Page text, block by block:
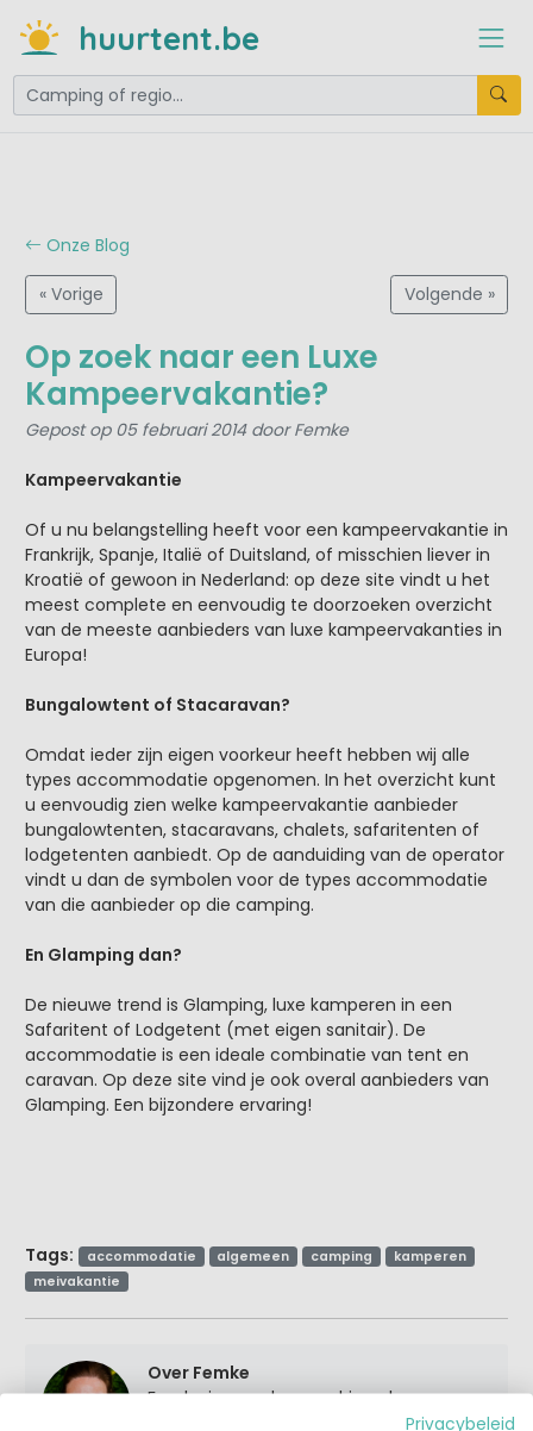
huurtent.be
Onze Blog
« Vorige Volgende »
Op zoek naar een Luxe
Kampeervakantie?
Gepost op 05 februari 2014 door Femke
Kampeervakantie
Of u nu belangstelling heeft voor een kampeervakantie in
Frankrijk, Spanje, Italië of Duitsland, of misschien liever in
Kroatië of gewoon in Nederland: op deze site vindt u het
meest complete en eenvoudig te doorzoeken overzicht
van de meeste aanbieders van luxe kampeervakanties in
Europa!
Bungalowtent of Stacaravan?
Omdat ieder zijn eigen voorkeur heeft hebben wij alle
types accommodatie opgenomen. In het overzicht kunt
u eenvoudig zien welke kampeervakantie aanbieder
bungalowtenten, stacaravans, chalets, safaritenten of
lodgetenten aanbiedt. Op de aanduiding van de operator
vindt u dan de symbolen voor de types accommodatie
van die aanbieder op die camping.
En Glamping dan?
De nieuwe trend is Glamping, luxe kamperen in een
Safaritent of Lodgetent (met eigen sanitair). De
accommodatie is een ideale combinatie van tent en
caravan. Op deze site vind je ook overal aanbieders van
Glamping. Een bijzondere ervaring!
Tags: accommodatie algemeen camping
kamperen
meivakantie
Over Femke
Femke is moeder van drie pubers.
Samen met haar vriend en zijn tweePrivacybeleid